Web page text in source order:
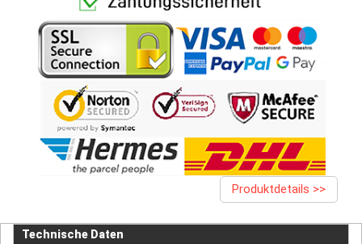
Produktdetails >>
Technische Daten